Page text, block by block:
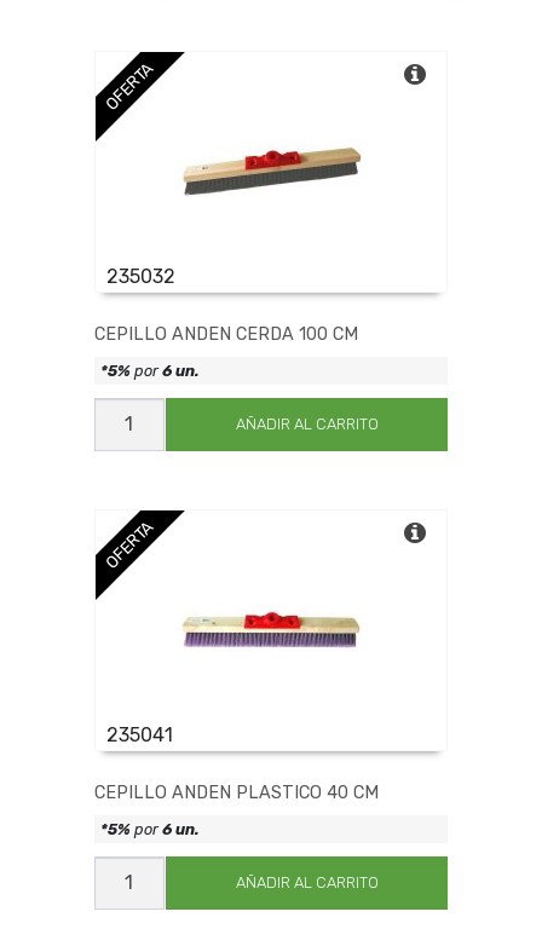
OFERTA
235032
CEPILLO ANDEN CERDA 100 CM
CEPILLO
ANDEN
CERDA
AÑADIR AL CARRITO
*5%por6 un.
OFERTA
235041
CEPILLO ANDEN PLASTICO 40 CM
CEPILLO
ANDEN
AÑADIR AL CARRITO
*5%por6 un.